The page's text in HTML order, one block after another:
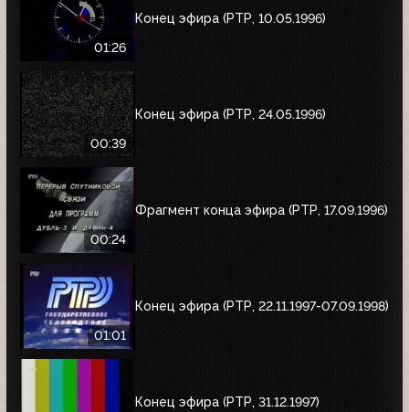
01:26
Конец эфира (РТР, 10.05.1996)
00:39
Конец эфира (РТР, 24.05.1996)
00:24
Фрагмент конца эфира (РТР, 17.09.1996)
01:01
Конец эфира (РТР, 22.11.1997-07.09.1998)
Конец эфира (РТР, 31.12.1997)